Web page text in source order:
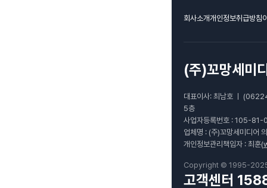
회사소개개인정보취급방침
(주)꼬망세미
대표이사: 최남호 ㅣ
5층
사업자등록번호 : 105-
업체명 : (주)꼬망세미디어
개인정보관리책임자 : 최훈(
Copyright © 1995-2025
고객센터